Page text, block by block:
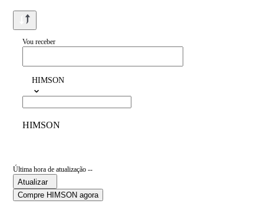
Vou receber
HIMSON
HIMSON
Última hora de atualização --
Atualizar
Compre HIMSON agora